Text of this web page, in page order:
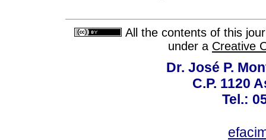
All the contents of this
under a Creative
Dr. José P.
C.P. 1120
Tel.: